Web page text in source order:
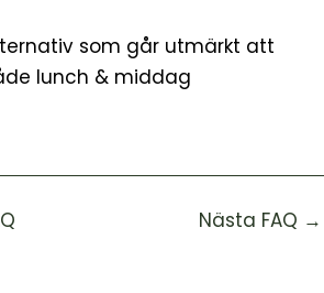
som går utmärkt att
lunch & middag
Nästa FAQ →